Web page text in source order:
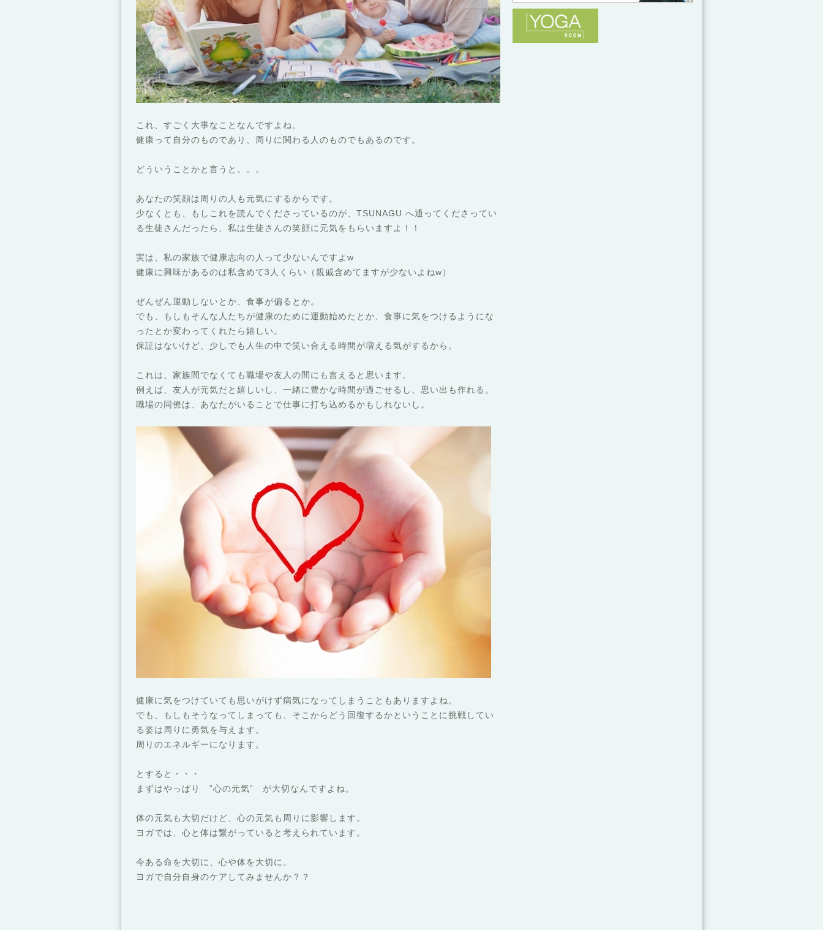
これ、すごく大事なことなんですよね。
健康って自分のものであり、周りに関わる人のものでもあるのです。
どういうことかと言うと。。。
あなたの笑顔は周りの人も元気にするからです。
少なくとも、もしこれを読んでくださっているのが、TSUNAGU へ通ってくださってい
る生徒さんだったら、私は生徒さんの笑顔に元気をもらいますよ！！
実は、私の家族で健康志向の人って少ないんですよw
健康に興味があるのは私含めて3人くらい（親戚含めてますが少ないよねw）
ぜんぜん運動しないとか、食事が偏るとか。
でも、もしもそんな人たちが健康のために運動始めたとか、食事に気をつけるようにな
ったとか変わってくれたら嬉しい。
保証はないけど、少しでも人生の中で笑い合える時間が増える気がするから。
これは、家族間でなくても職場や友人の間にも言えると思います。
例えば、友人が元気だと嬉しいし、一緒に豊かな時間が過ごせるし、思い出も作れる。
職場の同僚は、あなたがいることで仕事に打ち込めるかもしれないし。
健康に気をつけていても思いがけず病気になってしまうこともありますよね。
でも、もしもそうなってしまっても、そこからどう回復するかということに挑戦してい
る姿は周りに勇気を与えます。
周りのエネルギーになります。
とすると・・・
まずはやっぱり ”心の元気” が大切なんですよね。
体の元気も大切だけど、心の元気も周りに影響します。
ヨガでは、心と体は繋がっていると考えられています。
今ある命を大切に、心や体を大切に。
ヨガで自分自身のケアしてみませんか？？